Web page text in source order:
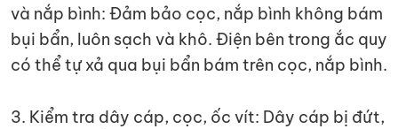
và nắp bình: Đảm bảo cọc, nắp bình không bám
bụi bẩn, luôn sạch và khô. Điện bên trong ắc quy
có thể tự xả qua bụi bẩn bám trên cọc, nắp bình.
3. Kiểm tra dây cáp, cọc, ốc vít: Dây cáp bị đứt,